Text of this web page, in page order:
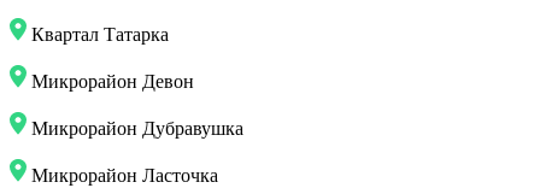
Квартал Татарка
Микрорайон Девон
Микрорайон Дубравушка
Микрорайон Ласточка